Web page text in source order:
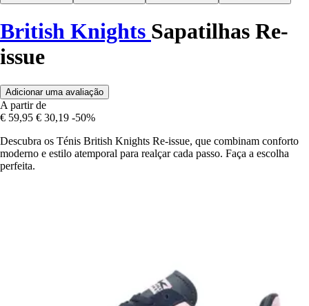
British Knights Sapatilhas Re-
issue
Adicionar uma avaliação
A partir de
€ 59,95 € 30,19 -50%
Descubra os Ténis British Knights Re-issue, que combinam conforto
moderno e estilo atemporal para realçar cada passo. Faça a escolha
perfeita.